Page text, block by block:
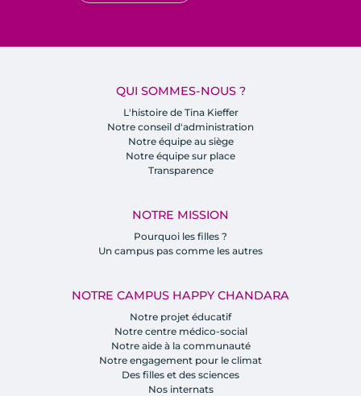
QUI SOMMES-NOUS ?
L'histoire de Tina Kieffer
Notre conseil d'administration
Notre équipe au siège
Notre équipe sur place
Transparence
NOTRE MISSION
Pourquoi les filles ?
Un campus pas comme les autres
NOTRE CAMPUS HAPPY CHANDARA
Notre projet éducatif
Notre centre médico-social
Notre aide à la communauté
Notre engagement pour le climat
Des filles et des sciences
Nos internats